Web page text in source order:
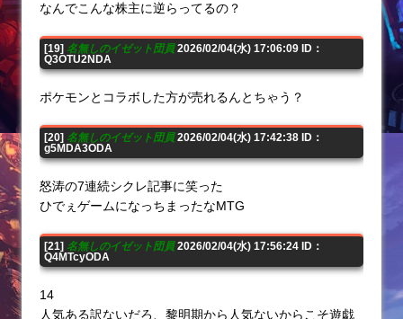
なんでこんな株主に逆らってるの？
[19] 名無しのイゼット団員2026/02/04(水) 17:06:09 ID：
Q3OTU2NDA
ポケモンとコラボした方が売れるんとちゃう？
[20] 名無しのイゼット団員2026/02/04(水) 17:42:38 ID：
g5MDA3ODA
怒涛の7連続シクレ記事に笑った
ひでぇゲームになっちまったなMTG
[21] 名無しのイゼット団員2026/02/04(水) 17:56:24 ID：
Q4MTcyODA
14
人気ある訳ないだろ、黎明期から人気ないからこそ遊戯